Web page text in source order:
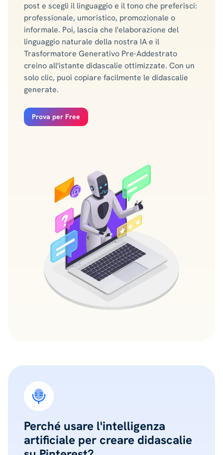
post e scegli il linguaggio e il tono che preferisci:
professionale, umoristico, promozionale o
informale. Poi, lascia che l'elaborazione del
linguaggio naturale della nostra IA e il
Trasformatore Generativo Pre-Addestrato
creino all'istante didascalie ottimizzate. Con un
solo clic, puoi copiare facilmente le didascalie
generate.
Prova per Free
Perché usare l'intelligenza
artificiale per creare didascalie